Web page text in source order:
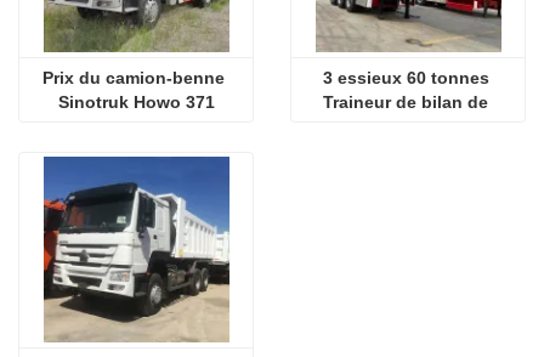
Prix ​​du camion-benne
Sinotruk Howo 371
3 essieux 60 tonnes
Traineur de bilan de